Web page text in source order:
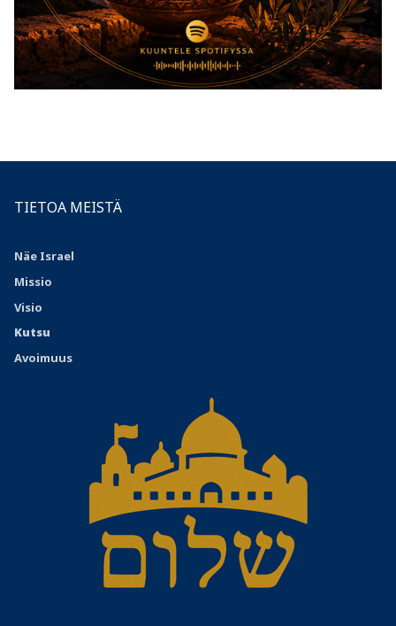
TIETOA MEISTÄ
Näe Israel
Missio
Visio
Kutsu
Avoimuus